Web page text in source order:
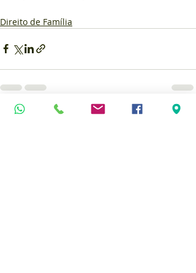
Direito de Família
Ver tudo